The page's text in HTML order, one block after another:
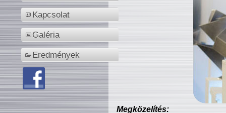
Kapcsolat
Galéria
Eredmények
Megközelítés: